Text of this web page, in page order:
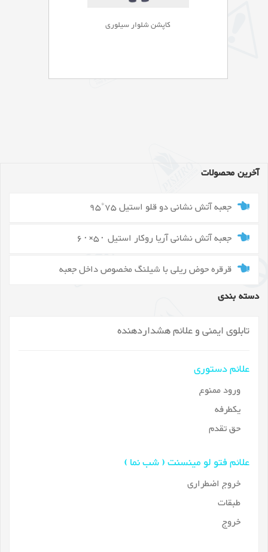
کاپشن شلوار سیلوری
آخرین محصولات
جعبه آتش نشانی دو قلو استیل 75*95
جعبه آتش نشانی آریا روکار استیل ۵۰×۶۰
قرقره حوض ریلی با شیلنگ مخصوص داخل جعبه
دسته بندی
تابلوی ایمنی و علائم هشداردهنده
علائم دستوری
ورود ممنوع
یکطرفه
حق تقدم
علائم فتو لو مینسنت ( شب نما )
خروج اضطراری
طبقات
خروج